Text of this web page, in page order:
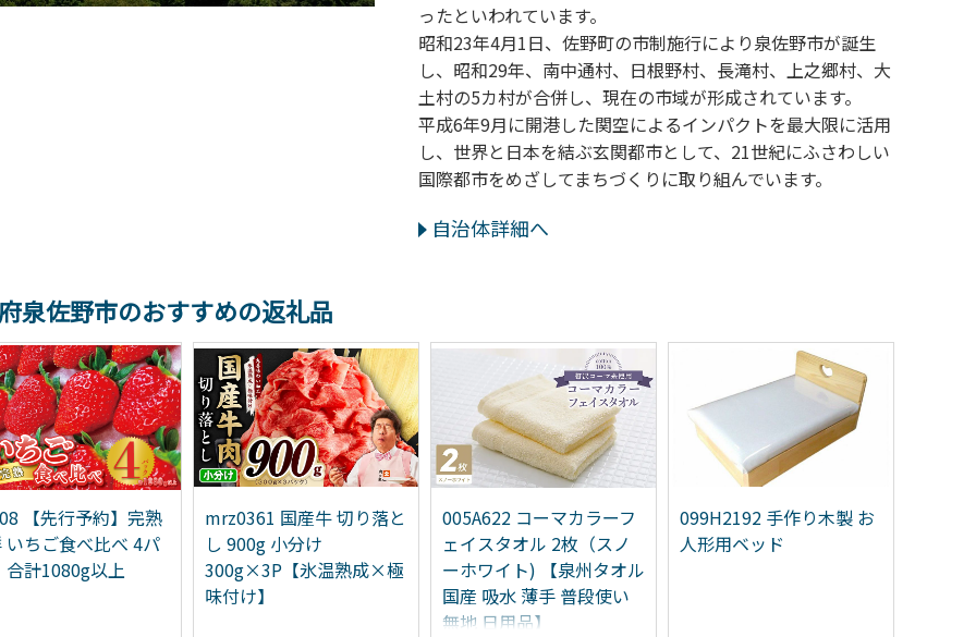
ったといわれています。
昭和23年4月1日、佐野町の市制施行により泉佐野市が誕生
し、昭和29年、南中通村、日根野村、長滝村、上之郷村、大
土村の5カ村が合併し、現在の市域が形成されています。
平成6年9月に開港した関空によるインパクトを最大限に活用
し、世界と日本を結ぶ玄関都市として、21世紀にふさわしい
国際都市をめざしてまちづくりに取り組んでいます。
自治体詳細へ
泉佐野市のおすすめの返礼品
【先行予約】完熟
いちご食べ比べ 4パ
合計1080g以上
mrz0361 国産牛 切り落と
し 900g 小分け
300g×3P【氷温熟成×極
味付け】
005A622 コーマカラーフ
ェイスタオル 2枚（スノ
ーホワイト) 【泉州タオル
国産 吸水 薄手 普段使い
無地 日用品】
099H2192 手作り木製 お
人形用ベッド